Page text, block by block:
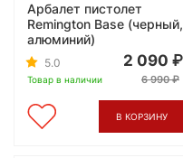
Арбалет пистолет
Remington Base (черный,
алюминий)
5.0
Товар в наличии
2 090
6 990
В КОРЗИНУ